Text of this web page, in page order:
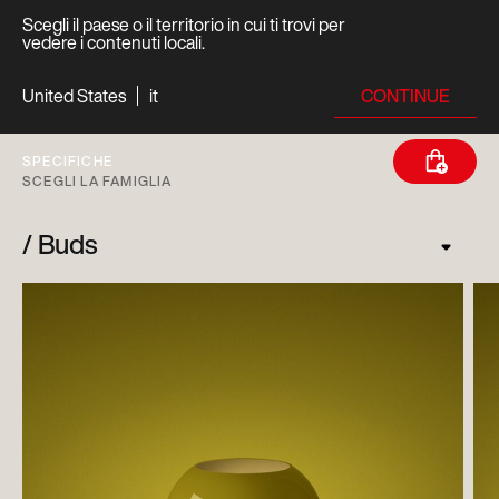
Scegli il paese o il territorio in cui ti trovi per
vedere i contenuti locali.
United States
it CONTINUE
SPECIFICHE
SCEGLI LA FAMIGLIA
Buds